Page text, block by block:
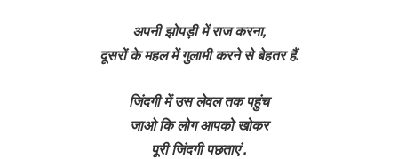
अपनी झोपड़ी में राज करना,
दूसरों के महल में गुलामी करने से बेहतर हैं.
जिंदगी में उस लेवल तक पहुंच
जाओ कि लोग आपको खोकर
पूरी जिंदगी पछताएं .